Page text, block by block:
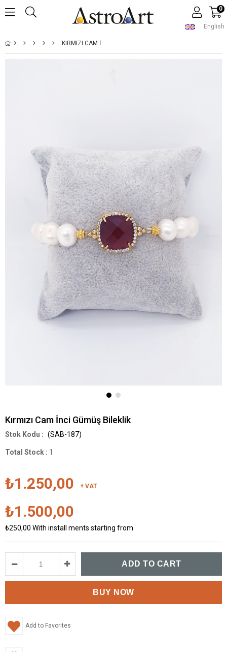
English
0
KIRMIZI CAM İNCI GÜMÜŞ BILEKLIK
Kırmızı Cam İnci Gümüş Bileklik
(SAB-187)
Total Stock : 1
₺1.250,00 + VAT
₺1.500,00
₺250,00 With install ments starting from
Add to Favorites